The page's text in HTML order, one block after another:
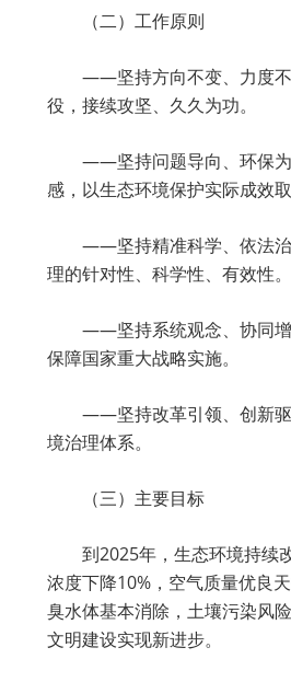
（二）工作原则
——坚持方向不变、力度不
役，接续攻坚、久久为功。
——坚持问题导向、环保为
感，以生态环境保护实际成效取
——坚持精准科学、依法治
理的针对性、科学性、有效性。
——坚持系统观念、协同增
保障国家重大战略实施。
——坚持改革引领、创新驱
境治理体系。
（三）主要目标
到2025年，生态环境持续
浓度下降10%，空气质量优良
臭水体基本消除，土壤污染风
文明建设实现新进步。